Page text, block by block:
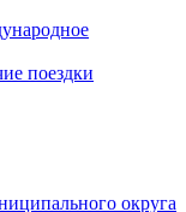
поездки
округа